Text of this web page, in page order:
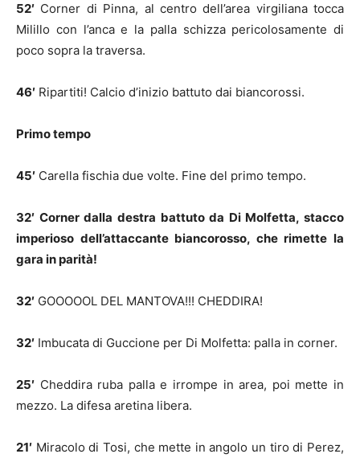
52′ Corner di Pinna, al centro dell’area virgiliana tocca
Milillo con l’anca e la palla schizza pericolosamente di
poco sopra la traversa.
46′ Ripartiti! Calcio d’inizio battuto dai biancorossi.
Primo tempo
45′ Carella fischia due volte. Fine del primo tempo.
32′ Corner dalla destra battuto da Di Molfetta, stacco
imperioso dell’attaccante biancorosso, che rimette la
gara in parità!
32′ GOOOOOL DEL MANTOVA!!! CHEDDIRA!
32′ Imbucata di Guccione per Di Molfetta: palla in corner.
25′ Cheddira ruba palla e irrompe in area, poi mette in
mezzo. La difesa aretina libera.
21′ Miracolo di Tosi, che mette in angolo un tiro di Perez,